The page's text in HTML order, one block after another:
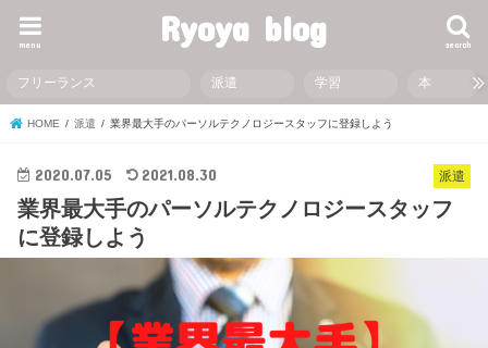
Ryoya blog search
menu
フリーランス 派遣 学習 本
HOME 派遣 業界最大手のパーソルテクノロジースタッフに登録しよう
派遣
2020.07.05 2021.08.30
業界最大手のパーソルテクノロジースタッフ
に登録しよう